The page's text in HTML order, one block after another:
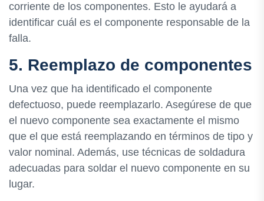
corriente de los componentes. Esto le ayudará a
identificar cuál es el componente responsable de la
falla.
5. Reemplazo de componentes
Una vez que ha identificado el componente
defectuoso, puede reemplazarlo. Asegúrese de que
el nuevo componente sea exactamente el mismo
que el que está reemplazando en términos de tipo y
valor nominal. Además, use técnicas de soldadura
adecuadas para soldar el nuevo componente en su
lugar.